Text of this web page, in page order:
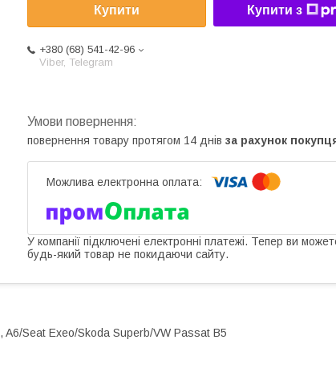
Купити Купити з
+380 (68) 541-42-96
Viber, Telegram
повернення товару протягом 14 днів за рахунок
У компанії підключені електронні платежі. Тепер ви
будь-який товар не покидаючи сайту.
A6/Seat Exeo/Skoda Superb/VW Passat B5